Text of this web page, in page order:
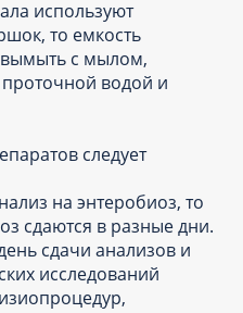
используют
то емкость
с мылом,
водой и
следует
на энтеробиоз, то
сдаются в разные дни.
сдачи анализов и
исследований